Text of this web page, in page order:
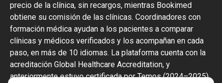
precio de la clínica, sin recargos, mientras Bookimed
obtiene su comisión de las clínicas. Coordinadores con
formación médica ayudan a los pacientes a comparar
clínicas y médicos verificados y los acompañan en cada
paso, en más de 10 idiomas. La plataforma cuenta con la
acreditación Global Healthcare Accreditation, y
anteriormente estuvo certificada por Temos (2024–2025).